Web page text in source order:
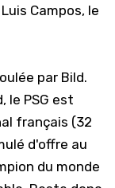
Campos, le
par Bild.
le PSG est
français (32
d'offre au
du monde